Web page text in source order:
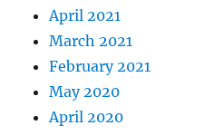
April 2021
March 2021
February 2021
May 2020
April 2020